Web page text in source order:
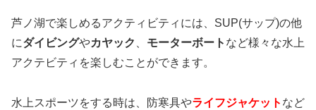
芦ノ湖で楽しめるアクティビティには、SUP(サップ)の他
にダイビングやカヤック モーターボート など様々な水上
アクテビティを楽しむことができます。
水上スポーツをする時は、防寒具やライフジャケット など